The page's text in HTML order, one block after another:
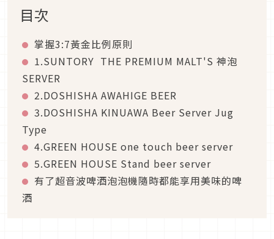
目次
掌握3:7黃金比例原則
1.SUNTORY THE PREMIUM MALT'S 神泡
SERVER
2.DOSHISHA AWAHIGE BEER
3.DOSHISHA KINUAWA Beer Server Jug
Type
4.GREEN HOUSE one touch beer server
5.GREEN HOUSE Stand beer server
有了超音波啤酒泡泡機隨時都能享用美味的啤
酒